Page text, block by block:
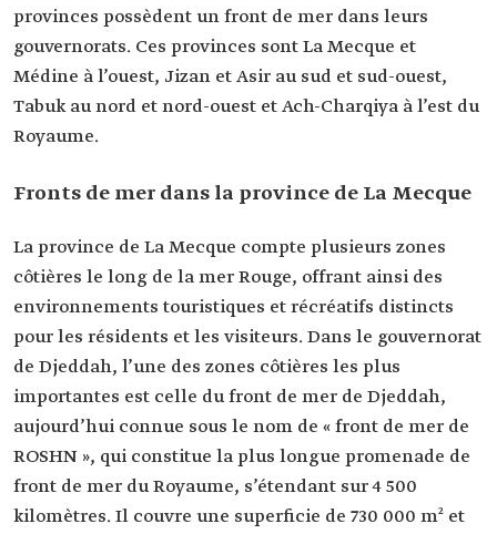
provinces possèdent un front de mer dans leurs
gouvernorats. Ces provinces sont La Mecque et
Médine à l’ouest, Jizan et Asir au sud et sud-ouest,
Tabuk au nord et nord-ouest et Ach-Charqiya à l’est du
Royaume.
Fronts de mer dans la province de La Mecque
La province de La Mecque compte plusieurs zones
côtières le long de la mer Rouge, offrant ainsi des
environnements touristiques et récréatifs distincts
pour les résidents et les visiteurs. Dans le gouvernorat
de Djeddah, l’une des zones côtières les plus
importantes est celle du front de mer de Djeddah,
aujourd’hui connue sous le nom de « front de mer de
ROSHN », qui constitue la plus longue promenade de
front de mer du Royaume, s’étendant sur 4 500
kilomètres. Il couvre une superficie de 730 000 m² et